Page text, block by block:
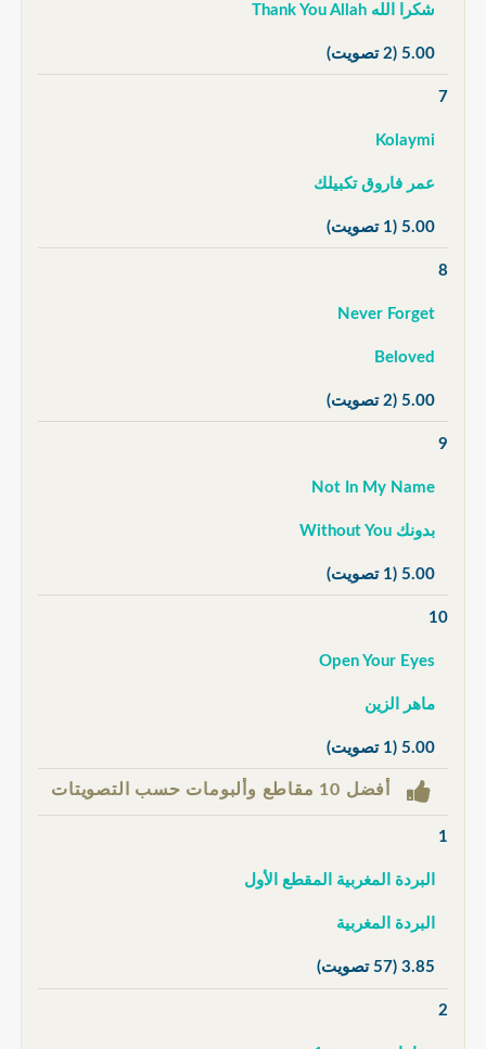
شكرا الله Thank You Allah
5.00 (2 تصويت)
7
Kolaymi
عمر فاروق تكبيلك
5.00 (1 تصويت)
8
Never Forget
Beloved
5.00 (2 تصويت)
9
Not In My Name
بدونك Without You
5.00 (1 تصويت)
10
Open Your Eyes
ماهر الزين
5.00 (1 تصويت)
أفضل 10 مقاطع وألبومات حسب التصويتات
1
البردة المغربية المقطع الأول
البردة المغربية
3.85 (57 تصويت)
2